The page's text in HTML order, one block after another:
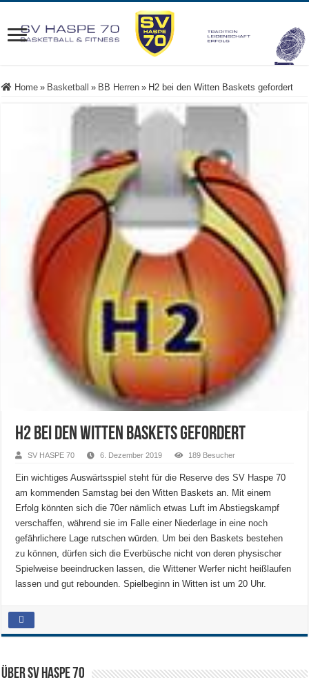
Home » Basketball » BB Herren » H2 bei den Witten Baskets gefordert
H2 bei den Witten Baskets gefordert
SV HASPE 70 6. Dezember 2019 189 Besucher
Ein wichtiges Auswärtsspiel steht für die Reserve des SV Haspe 70
am kommenden Samstag bei den Witten Baskets an. Mit einem
Erfolg könnten sich die 70er nämlich etwas Luft im Abstiegskampf
verschaffen, während sie im Falle einer Niederlage in eine noch
gefährlichere Lage rutschen würden. Um bei den Baskets bestehen
zu können, dürfen sich die Everbüsche nicht von deren physischer
Spielweise beeindrucken lassen, die Wittener Werfer nicht heißlaufen
lassen und gut rebounden. Spielbeginn in Witten ist um 20 Uhr.
Über SV HASPE 70